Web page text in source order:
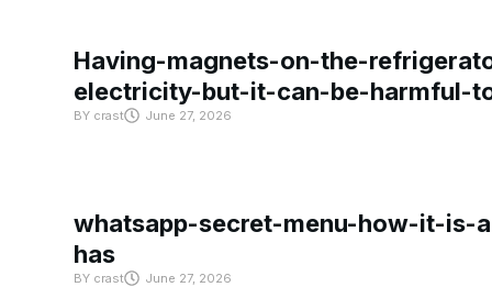
Having-magnets-on-the-
electricity-but-it-can-be-harmful-
BYcrast June 27, 2026
whatsapp-secret-menu-how-it-
has
BYcrast June 27, 2026